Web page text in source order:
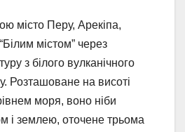
місто Перу, Арекіпа,
містом” через
з білого вулканічного
Розташоване на висоті
моря, воно ніби
і землею, оточене трьома